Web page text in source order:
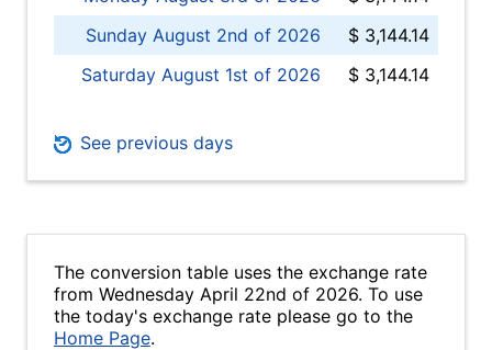
Sunday August 2nd of 2026
$ 3,144.14
Saturday August 1st of 2026
$ 3,144.14
See previous days
The conversion table uses the exchange rate
from Wednesday April 22nd of 2026. To use
the today's exchange rate please go to the
Home Page.